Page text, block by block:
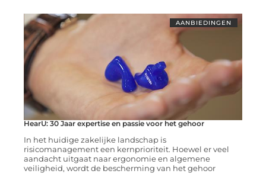
AANBIEDINGEN
HearU: 30 Jaar expertise en passie voor het gehoor
In het huidige zakelijke landschap is
risicomanagement een kernprioriteit. Hoewel er veel
aandacht uitgaat naar ergonomie en algemene
veiligheid, wordt de bescherming van het gehoor